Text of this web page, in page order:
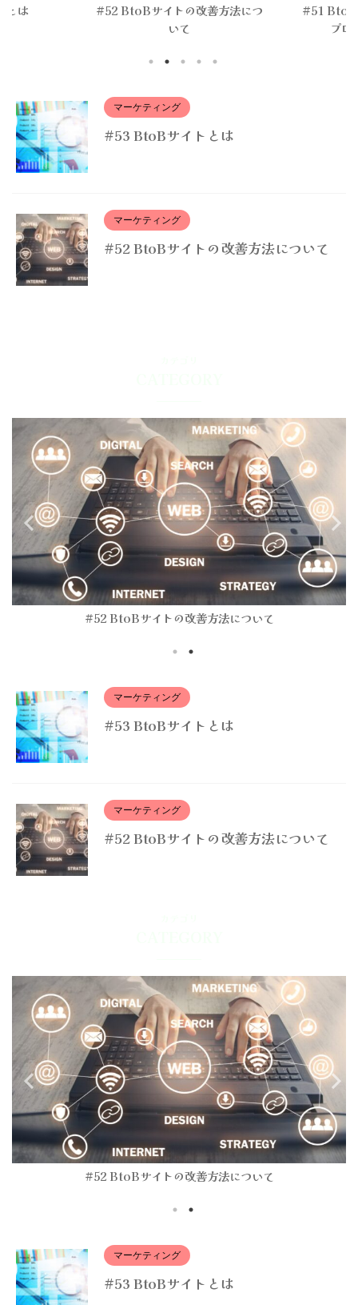
#52 BtoBサイトの改善方法につ
#51 BtoB営業・マー
プロセスのオン
マーケティング
#53 BtoBサイトとは
マーケティング
#52 BtoBサイトの改善方法について
#52 BtoBサイトの改善方法について
マーケティング
#53 BtoBサイトとは
マーケティング
#52 BtoBサイトの改善方法について
#52 BtoBサイトの改善方法について
マーケティング
#53 BtoBサイトとは